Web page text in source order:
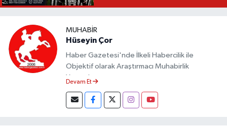
MUHABIR
Hüseyin Çor
Haber Gazetesi'nde İlkeli Habercilik ile
Objektif olarak Araştırmacı Muhabirlik
Yapmaktayım.
Devam Et